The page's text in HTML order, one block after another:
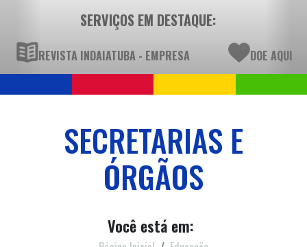
SERVIÇOS EM DESTAQUE:
REVISTA INDAIATUBA - EMPRESA DOE AQUI
SECRETARIAS E
ÓRGÃOS
Você está em: